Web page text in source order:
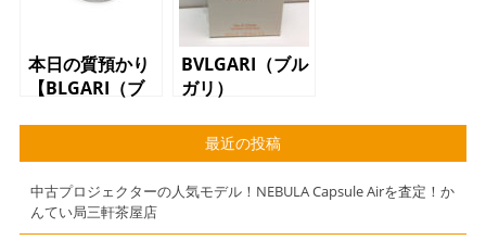
本日の質預かり
【BLGARI（ブ
K18WG】
BVLGARI（ブル
ガリ）
ニアクリスタリ
ン オードトワ
レ 香水
最近の投稿
中古プロジェクターの人気モデル！NEBULA Capsule Airを査定！か
んてい局三軒茶屋店